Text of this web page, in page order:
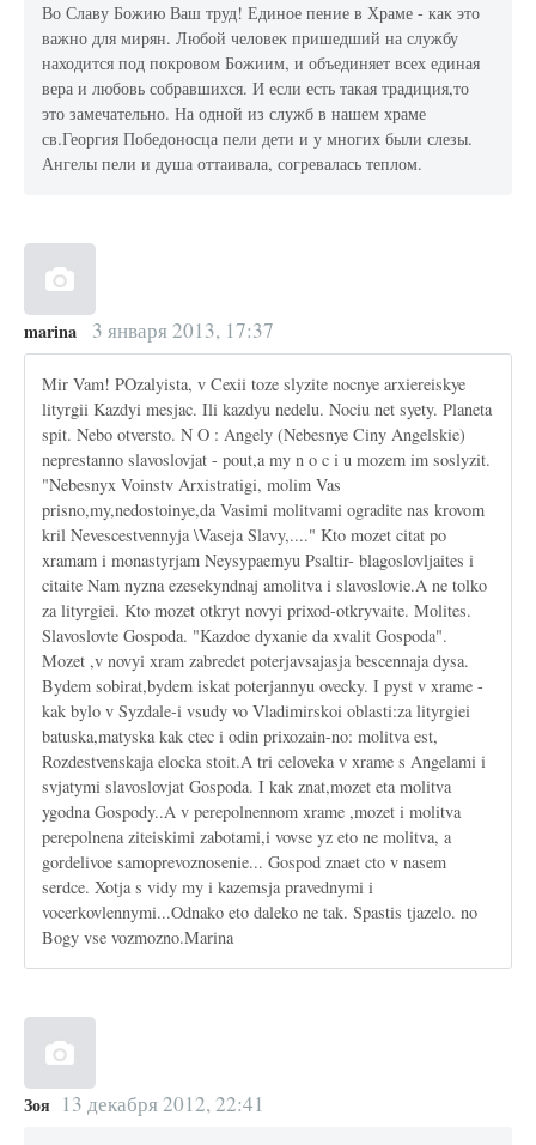
Во Славу Божию Ваш труд! Единое пение в Храме - как это
важно для мирян. Любой человек пришедший на службу
находится под покровом Божиим, и объединяет всех единая
вера и любовь собравшихся. И если есть такая традиция,то
это замечательно. На одной из служб в нашем храме
св.Георгия Победоносца пели дети и у многих были слезы.
Ангелы пели и душа оттаивала, согревалась теплом.
marina 3 января 2013, 17:37
Mir Vam! POzalyista, v Cexii toze slyzite nocnye arxiereiskye
lityrgii Kazdyi mesjac. Ili kazdyu nedelu. Nociu net syety. Planeta
spit. Nebo otversto. N O : Angely (Nebesnye Ciny Angelskie)
neprestanno slavoslovjat - pout,a my n o c i u mozem im soslyzit.
"Nebesnyx Voinstv Arxistratigi, molim Vas
prisno,my,nedostoinye,da Vasimi molitvami ogradite nas krovom
kril Nevescestvennyja \Vaseja Slavy,...." Kto mozet citat po
xramam i monastyrjam Neysypaemyu Psaltir- blagoslovljaites i
citaite Nam nyzna ezesekyndnaj amolitva i slavoslovie.A ne tolko
za lityrgiei. Kto mozet otkryt novyi prixod-otkryvaite. Molites.
Slavoslovte Gospoda. "Kazdoe dyxanie da xvalit Gospoda".
Mozet ,v novyi xram zabredet poterjavsajasja bescennaja dysa.
Bydem sobirat,bydem iskat poterjannyu ovecky. I pyst v xrame -
kak bylo v Syzdale-i vsudy vo Vladimirskoi oblasti:za lityrgiei
batuska,matyska kak ctec i odin prixozain-no: molitva est,
Rozdestvenskaja elocka stoit.A tri celoveka v xrame s Angelami i
svjatymi slavoslovjat Gospoda. I kak znat,mozet eta molitva
ygodna Gospody..A v perepolnennom xrame ,mozet i molitva
perepolnena ziteiskimi zabotami,i vovse yz eto ne molitva, a
gordelivoe samoprevoznosenie... Gospod znaet cto v nasem
serdce. Xotja s vidy my i kazemsja pravednymi i
vocerkovlennymi...Odnako eto daleko ne tak. Spastis tjazelo. no
Bogy vse vozmozno.Marina
Зоя 13 декабря 2012, 22:41